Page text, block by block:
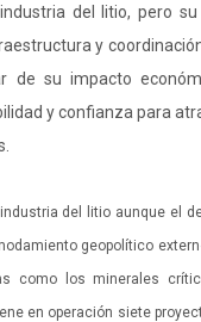
del litio, pero
y
de su impacto
y confianza para
del litio aunque el
geopolítico
como los minerales
en operación siete